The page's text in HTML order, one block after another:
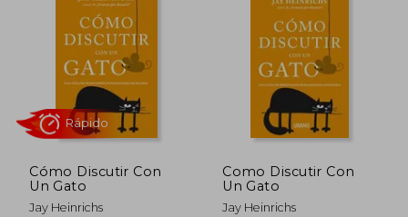
Cómo Discutir Con
Un Gato
Jay Heinrichs
Como Discutir Con
Un Gato
Jay Heinrichs